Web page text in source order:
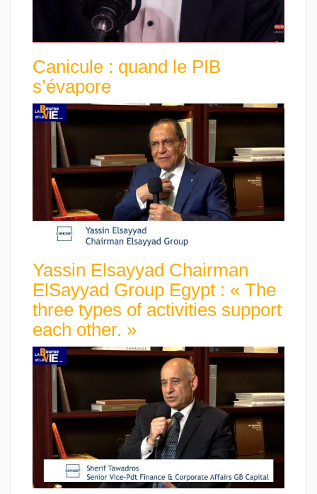
Canicule : quand le PIB
s’évapore
Yassin Elsayyad Chairman
ElSayyad Group Egypt : « The
three types of activities support
each other. »